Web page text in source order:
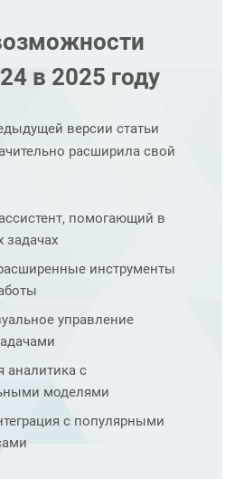
в 2025 году
версии статьи
расширила свой
помогающий в
задачах
инструменты
управление
аналитика с
моделями
с популярными